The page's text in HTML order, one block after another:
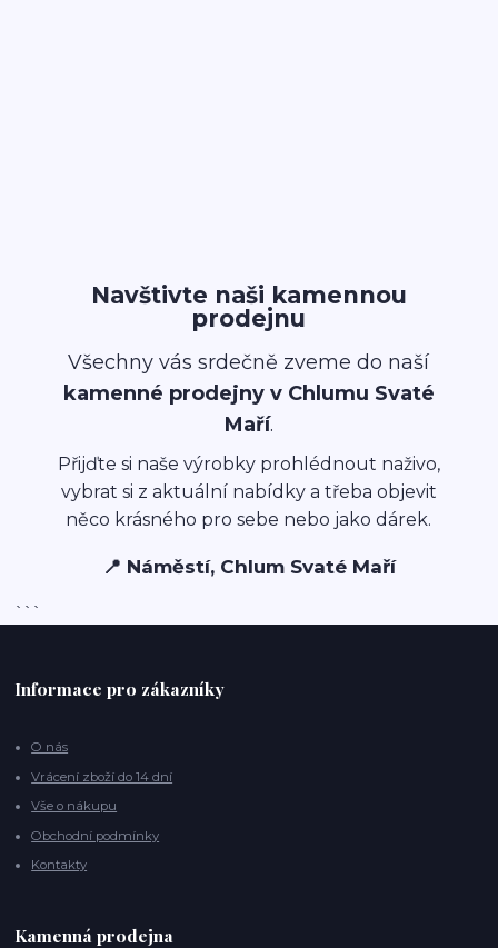
Navštivte naši kamennou
prodejnu
Všechny vás srdečně zveme do naší
kamenné prodejny v Chlumu Svaté
Maří.
Přijďte si naše výrobky prohlédnout naživo,
vybrat si z aktuální nabídky a třeba objevit
něco krásného pro sebe nebo jako dárek.
📍 Náměstí, Chlum Svaté Maří
```
Informace pro zákazníky
O nás
Vrácení zboží do 14 dní
Vše o nákupu
Obchodní podmínky
Kontakty
Kamenná prodejna